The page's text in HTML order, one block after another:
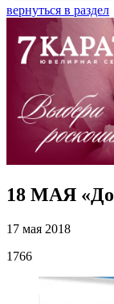
вернуться в раздел
18 МАЯ
17 мая 2018
1766